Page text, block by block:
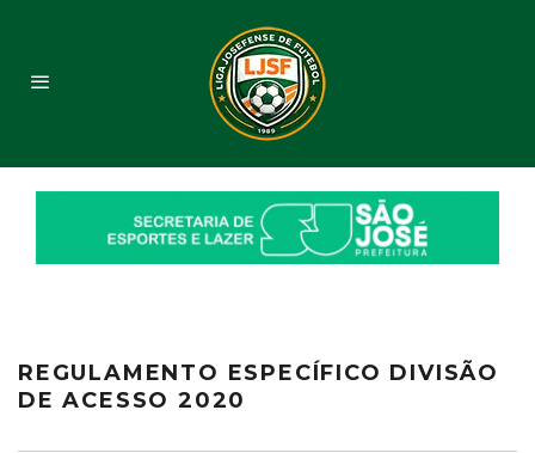
REGULAMENTO ESPECÍFICO DIVISÃO
DE ACESSO 2020